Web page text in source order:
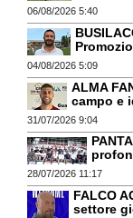
06/08/2026 5:40
04/08/2026 5:09
ALMA
campo e
31/07/2026 9:04
28/07/2026 11:17
FALCO
settore